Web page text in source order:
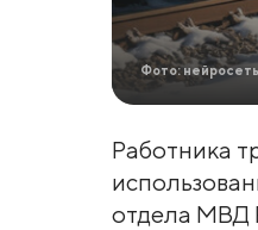
Фото: нейросеть
Работника
отдела МВД